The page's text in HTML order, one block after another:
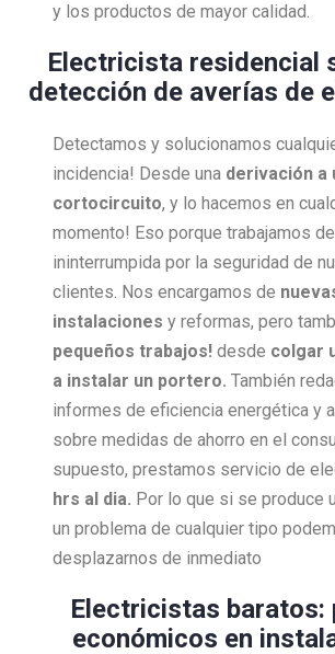
y los productos de mayor calidad.
Electricista residencial
detección de averías de
Detectamos y solucionamos
incidencia! Desde una derivación a
cortocircuito, y lo hacemos en
momento! Eso porque trabajamos
ininterrumpida por la seguridad de
clientes. Nos encargamos de
instalaciones y reformas, pero
pequeños trabajos! desde colgar
a instalar un portero. También
informes de eficiencia energética y
sobre medidas de ahorro en el
supuesto, prestamos servicio de
hrs al dia. Por lo que si se produce
un problema de cualquier tipo
desplazarnos de inmediato
Electricistas baratos:
económicos en